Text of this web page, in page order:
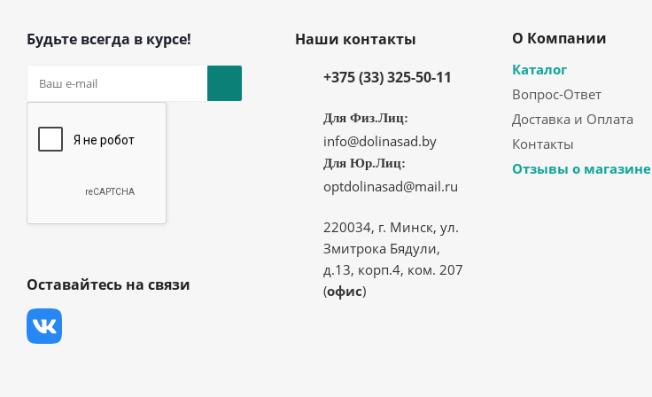
Будьте всегда в курсе!
Оставайтесь на связи
Наши контакты
+375 (33) 325-50-11
Для Физ.Лиц:
info@dolinasad.by
Для Юр.Лиц:
optdolinasad@mail.ru
220034, г. Минск, ул.
Змитрока Бядули,
д.13, корп.4, ком. 207
(офис)
О Компании
Каталог
Вопрос-Ответ
Доставка и Оплата
Контакты
Отзывы о магазине